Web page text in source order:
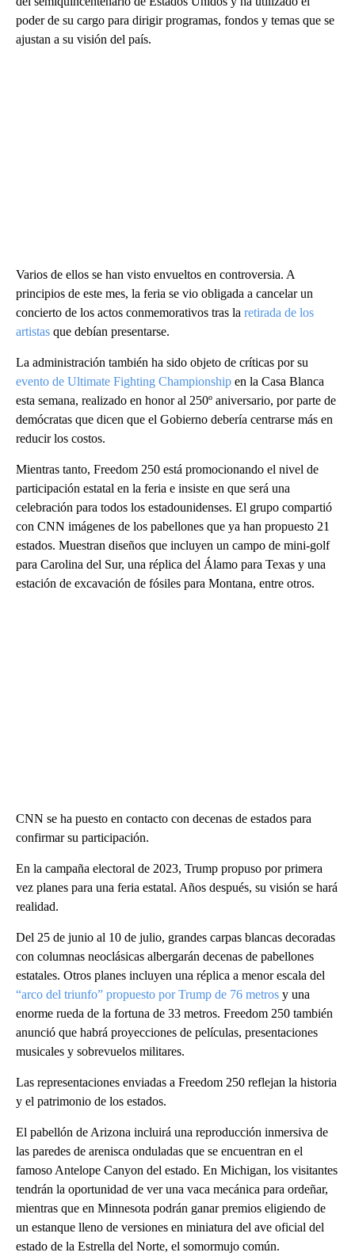
poder de su cargo para dirigir programas, fondos y temas que se
ajustan a su visión del país.
Varios de ellos se han visto envueltos en controversia. A
principios de este mes, la feria se vio obligada a cancelar un
concierto de los actos conmemorativos tras la retirada de los
artistas que debían presentarse.
La administración también ha sido objeto de críticas por su
evento de Ultimate Fighting Championship en la Casa Blanca
esta semana, realizado en honor al 250º aniversario, por parte de
demócratas que dicen que el Gobierno debería centrarse más en
reducir los costos.
Mientras tanto, Freedom 250 está promocionando el nivel de
participación estatal en la feria e insiste en que será una
celebración para todos los estadounidenses. El grupo compartió
con CNN imágenes de los pabellones que ya han propuesto 21
estados. Muestran diseños que incluyen un campo de mini-golf
para Carolina del Sur, una réplica del Álamo para Texas y una
estación de excavación de fósiles para Montana, entre otros.
CNN se ha puesto en contacto con decenas de estados para
confirmar su participación.
En la campaña electoral de 2023, Trump propuso por primera
vez planes para una feria estatal. Años después, su visión se hará
realidad.
Del 25 de junio al 10 de julio, grandes carpas blancas decoradas
con columnas neoclásicas albergarán decenas de pabellones
estatales. Otros planes incluyen una réplica a menor escala del
“arco del triunfo” propuesto por Trump de 76 metros y una
enorme rueda de la fortuna de 33 metros. Freedom 250 también
anunció que habrá proyecciones de películas, presentaciones
musicales y sobrevuelos militares.
Las representaciones enviadas a Freedom 250 reflejan la historia
y el patrimonio de los estados.
El pabellón de Arizona incluirá una reproducción inmersiva de
las paredes de arenisca onduladas que se encuentran en el
famoso Antelope Canyon del estado. En Michigan, los visitantes
tendrán la oportunidad de ver una vaca mecánica para ordeñar,
mientras que en Minnesota podrán ganar premios eligiendo de
un estanque lleno de versiones en miniatura del ave oficial del
estado de la Estrella del Norte, el somormujo común.